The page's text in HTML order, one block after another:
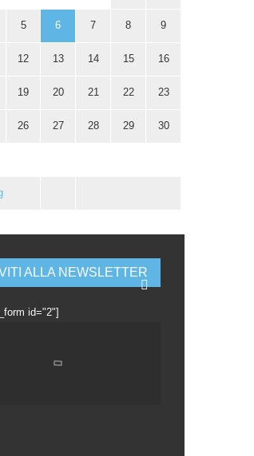
5 6 7 8 9
12 13 14 15 16
19 20 21 22 23
26 27 28 29 30
ALLA NEWSLETTER
id="2"]